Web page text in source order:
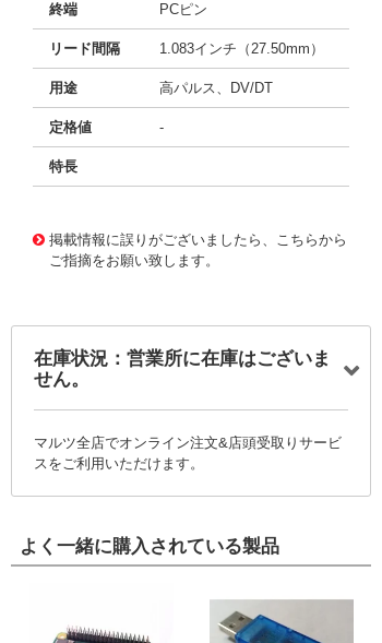
終端 PCピン
リード間隔 1.083インチ（27.50mm）
用途 高パルス、DV/DT
定格値 -
特長
掲載情報に誤りがございましたら、こちらから
ご指摘をお願い致します。
在庫状況：営業所に在庫はございま
せん。
マルツ全店でオンライン注文&店頭受取りサービ
スをご利用いただけます。
よく一緒に購入されている製品